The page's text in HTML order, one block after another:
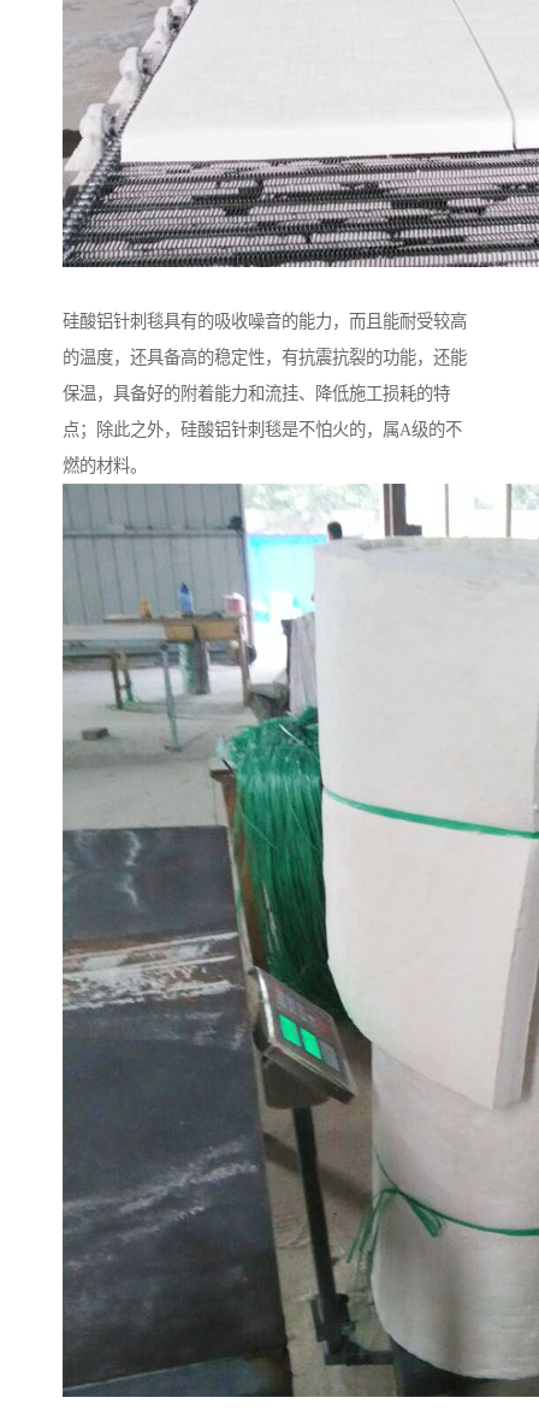
硅酸铝针刺毯具有的吸收噪音的能力，而且能耐受较高
的温度，还具备高的稳定性，有抗震抗裂的功能，还能
保温，具备好的附着能力和流挂、降低施工损耗的特
点；除此之外，硅酸铝针刺毯是不怕火的，属A级的不
燃的材料。